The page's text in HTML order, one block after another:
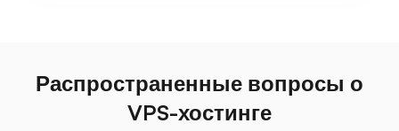
Распространенные вопросы о
VPS-хостинге